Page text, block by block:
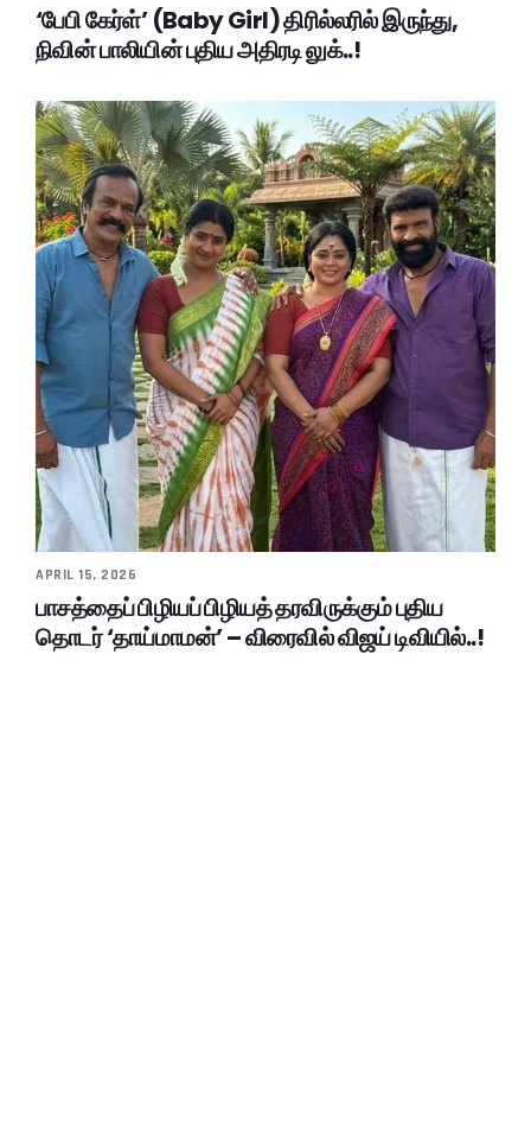
‘பேபி கேர்ள்’ (Baby Girl) திரில்லரில் இருந்து,
நிவின் பாலியின் புதிய அதிரடி லுக்..!
APRIL 15, 2026
பாசத்தைப் பிழியப் பிழியத் தரவிருக்கும் புதிய
தொடர் ‘தாய்மாமன்’ – விரைவில் விஜய் டிவியில்..!